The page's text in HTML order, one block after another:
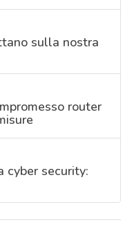
sulla nostra
router
cyber security: